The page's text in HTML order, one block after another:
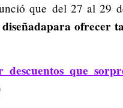
que del 27 al 29
ofrecer
que